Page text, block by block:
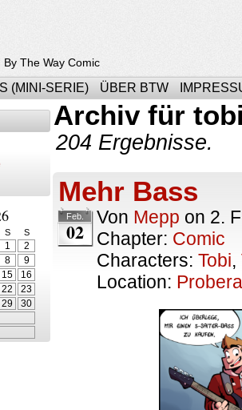
By The Way Comic
(MINI-SERIE) ÜBER BTW
S S
1
2
8
9
15
16
22
23
29
30
Archiv für
204 Ergebnisse.
Mehr Bass
Feb.
02
Von Mepp on 2.
Chapter: Comic
Characters: Tobi,
Location: